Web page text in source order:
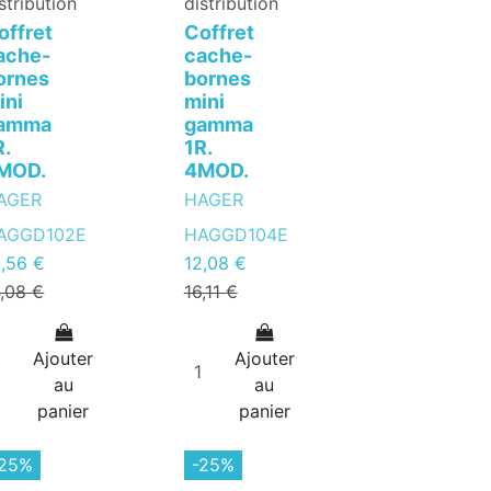
€
€
Ajouter
au
panier
Coffret
cache-
bornes
mini
gamma
1R.
4MOD.
HAGER
HAGGD104E
12,08 €
16,11 €
Ajouter
au
panier
-25%